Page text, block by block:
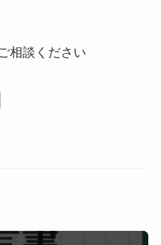
相談ください